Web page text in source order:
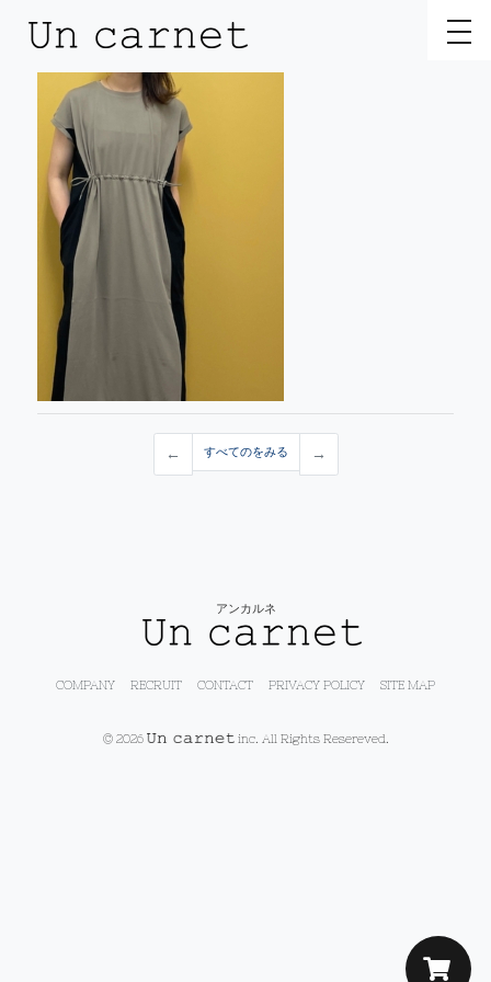
← すべてのをみる →
アンカルネ
COMPANY RECRUIT CONTACT PRIVACY POLICY SITE MAP
© 2026 inc. All Rights Resereved.